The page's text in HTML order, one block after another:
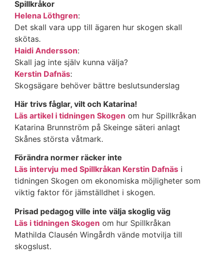
Spillkråkor
Helena Löthgren:
Det skall vara upp till ägaren hur skogen skall
skötas.
Haidi Andersson:
Skall jag inte själv kunna välja?
Kerstin Dafnäs:
Skogsägare behöver bättre beslutsunderslag
Här trivs fåglar, vilt och Katarina!​
Läs artikel i tidningen Skogen om hur Spillkråkan
Katarina Brunnström på Skeinge säteri anlagt
Skånes största våtmark.
Förändra normer räcker inte​
Läs intervju med Spillkråkan Kerstin Dafnäs i
tidningen Skogen om ekonomiska möjligheter som
viktig faktor för jämställdhet i skogen.
Prisad pedagog ville inte välja skoglig väg​
Läs i tidningen Skogen om hur Spillkråkan
Mathilda Clausén Wingårdh vände motvilja till
skogslust.